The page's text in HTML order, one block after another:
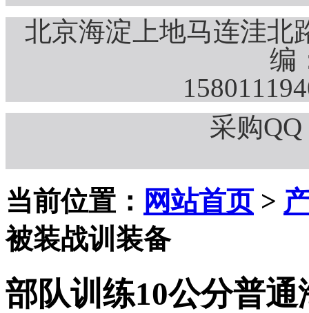
北京海淀上地马连洼北
编
采购QQ
当前位置： 网站首页>
被装战训装备
部队训练10公分普通